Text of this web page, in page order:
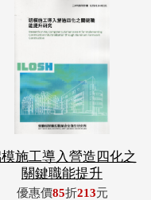
施工導入營造四化之
關鍵職能提升
優惠價85折213元